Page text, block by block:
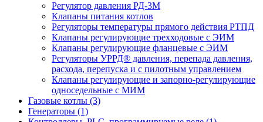
Регулятор давления РД-3М
Клапаны питания котлов
Регуляторы температуры прямого действия РТПД
Клапаны регулирующие трехходовые с ЭИМ
Клапаны регулирующие фланцевые с ЭИМ
Регуляторы УРРД® давления, перепада давления,
расхода, перепуска и с пилотным управлением
Клапаны регулирующие и запорно-регулирующие
односедельные с МИМ
Газовые котлы (3)
Генераторы (1)